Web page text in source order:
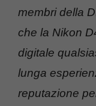
membri della
che la Nikon
digitale
lunga
reputazione